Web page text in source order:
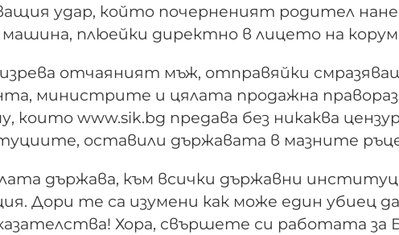
удар, който почерненият родител
машина, плюейки директно в лицето на
отчаяният мъж, отправяйки
министрите и цялата продажна
които www.sik.bg предава без никаква
оставили държавата в мазните
държава, към всички държавни
Дори те са изумени как може един убиец
Хора, свършете си работата за